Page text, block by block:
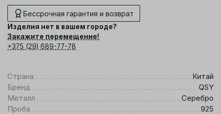
Бессрочная гарантия и возврат
Изделия нет в вашем городе?
Закажите перемещение!
+375 (29) 689-77-78
Страна
Китай
Бренд
QSY
Металл
Серебро
Проба
925